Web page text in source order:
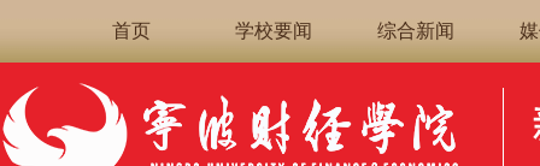
首页 学校要闻 综合新闻